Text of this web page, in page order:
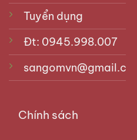
Tuyển dụng
Đt: 0945.998.007
sangomvn@gmail.com
Chính sách